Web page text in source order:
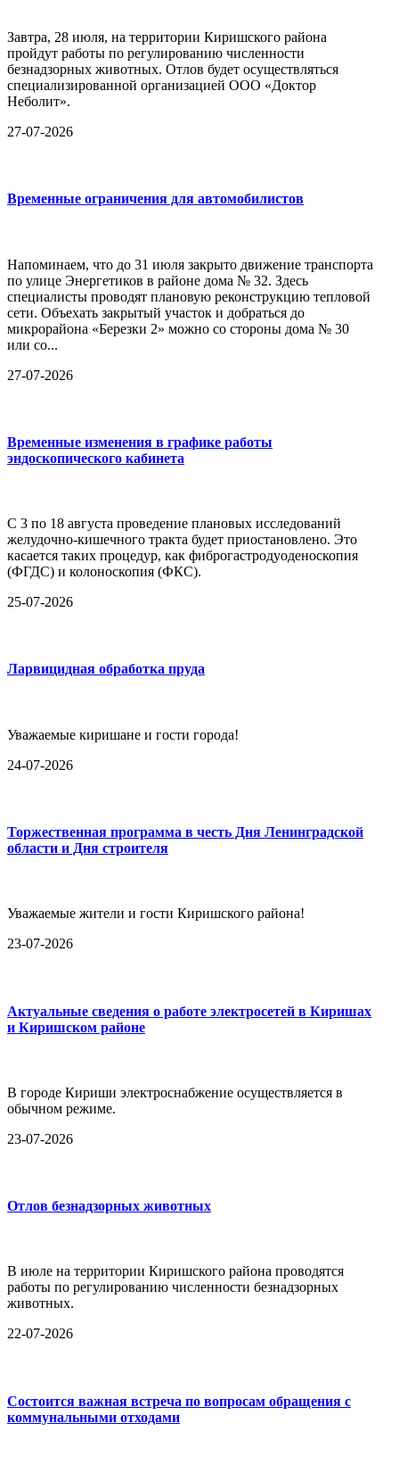
Завтра, 28 июля, на территории Киришского района
пройдут работы по регулированию численности
безнадзорных животных. Отлов будет осуществляться
специализированной организацией ООО «Доктор
Неболит».
27-07-2026
Временные ограничения для автомобилистов
Напоминаем, что до 31 июля закрыто движение транспорта
по улице Энергетиков в районе дома № 32. Здесь
специалисты проводят плановую реконструкцию тепловой
сети. Объехать закрытый участок и добраться до
микрорайона «Березки 2» можно со стороны дома № 30
или со...
27-07-2026
Временные изменения в графике работы
эндоскопического кабинета
С 3 по 18 августа проведение плановых исследований
желудочно-кишечного тракта будет приостановлено. Это
касается таких процедур, как фиброгастродуоденоскопия
(ФГДС) и колоноскопия (ФКС).
25-07-2026
Ларвицидная обработка пруда
Уважаемые киришане и гости города!
24-07-2026
Торжественная программа в честь Дня Ленинградской
области и Дня строителя
Уважаемые жители и гости Киришского района!
23-07-2026
Актуальные сведения о работе электросетей в Киришах
и Киришском районе
В городе Кириши электроснабжение осуществляется в
обычном режиме.
23-07-2026
Отлов безнадзорных животных
В июле на территории Киришского района проводятся
работы по регулированию численности безнадзорных
животных.
22-07-2026
Состоится важная встреча по вопросам обращения с
коммунальными отходами